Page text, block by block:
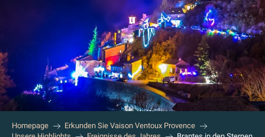
Homepage
Erkunden Sie Vaison Ventoux Provence